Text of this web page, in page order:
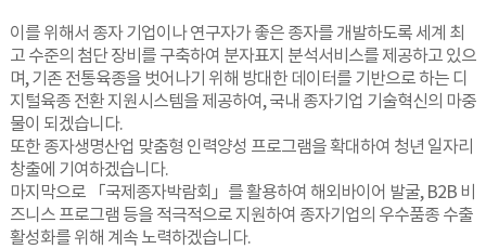
이를 위해서 종자 기업이나 연구자가 좋은 종자를 개발하도록 세계 최
고 수준의 첨단 장비를 구축하여 분자표지 분석서비스를 제공하고 있으
며, 기존 전통육종을 벗어나기 위해 방대한 데이터를 기반으로 하는 디
지털육종 전환 지원시스템을 제공하여, 국내 종자기업 기술혁신의 마중
물이 되겠습니다.
또한 종자생명산업 맞춤형 인력양성 프로그램을 확대하여 청년 일자리
창출에 기여하겠습니다.
마지막으로 「국제종자박람회」를 활용하여 해외바이어 발굴, B2B 비
즈니스 프로그램 등을 적극적으로 지원하여 종자기업의 우수품종 수출
활성화를 위해 계속 노력하겠습니다.